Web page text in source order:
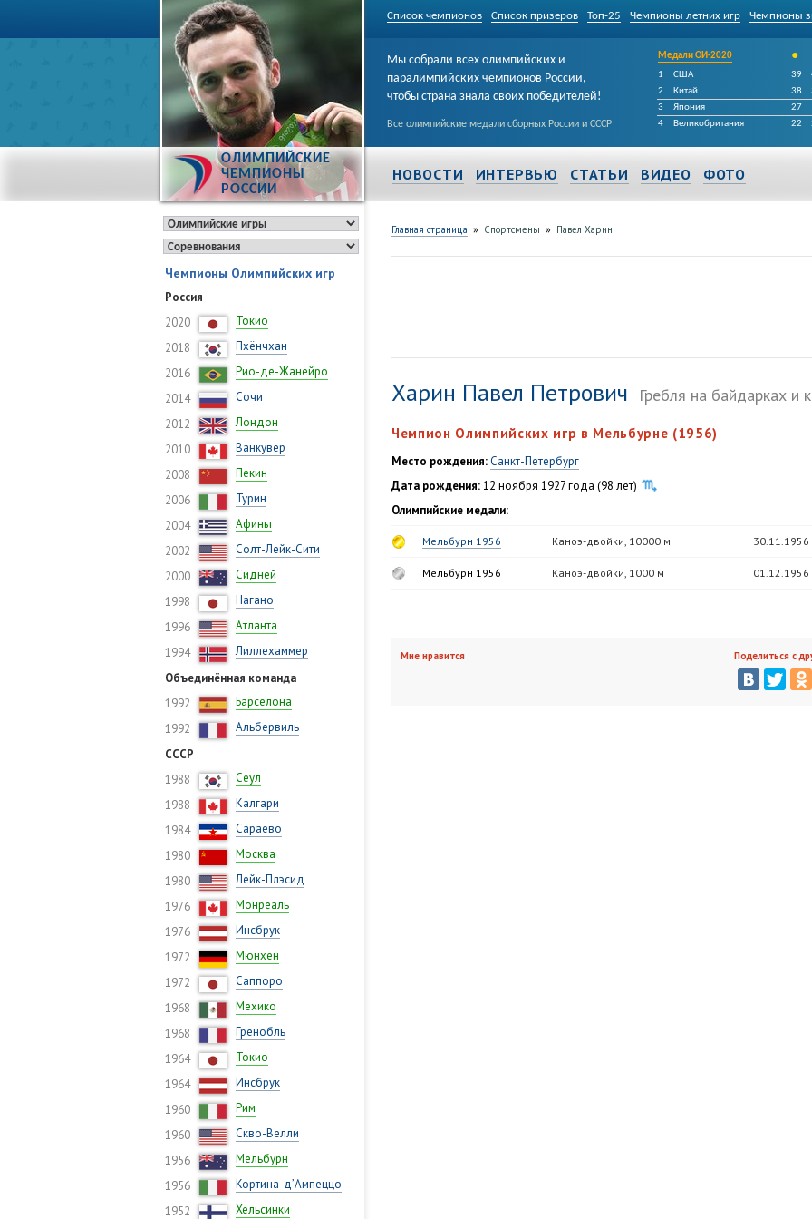
Список чемпионов Список призеров Топ-25 Чемпионы летних игр Чемпионы
ОЛИМПИЙСКИЕ
ЧЕМПИОНЫ
РОССИИ
Мы собрали всех олимпийских и
паралимпийских чемпионов России,
чтобы страна знала своих победителей!
Все олимпийские медали сборных России и СССР
Медали ОИ-2020 •
1
США 39
2
Китай 38
3
Япония 27
4
Великобритания 22
НОВОСТИ ИНТЕРВЬЮ СТАТЬИ ВИДЕО ФОТО
Чемпионы Олимпийских игр
Россия
2020
Токио
2018
Пхёнчхан
2016
Рио-де-Жанейро
2014
Сочи
2012
Лондон
2010
Ванкувер
2008
Пекин
2006
Турин
2004
Афины
2002
Солт-Лейк-Сити
2000
Сидней
1998
Нагано
1996
Атланта
1994
Лиллехаммер
Объединённая команда
1992
Барселона
1992
Альбервиль
СССР
1988
Сеул
1988
Калгари
1984
Сараево
1980
Москва
1980
Лейк-Плэсид
1976
Монреаль
1976
Инсбрук
1972
Мюнхен
1972
Саппоро
1968
Мехико
1968
Гренобль
1964
Токио
1964
Инсбрук
1960
Рим
1960
Скво-Велли
1956
Мельбурн
1956
Кортина-д’Ампеццо
1952
Хельсинки
Главная страница » Спортсмены » Павел Харин
Харин Павел Петрович Гребля на байдарках и
Чемпион Олимпийских игр в Мельбурне (1956)
Место рождения:Санкт-Петербург
Дата рождения:12 ноября 1927 года (98 лет)
Олимпийские медали:
Мельбурн 1956 Каноэ-двойки, 10000 м 30.11.1956
Мельбурн 1956 Каноэ-двойки, 1000 м 01.12.1956
Мне нравится Поделиться с